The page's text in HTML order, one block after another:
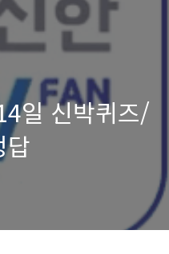
일 신박퀴즈/
답